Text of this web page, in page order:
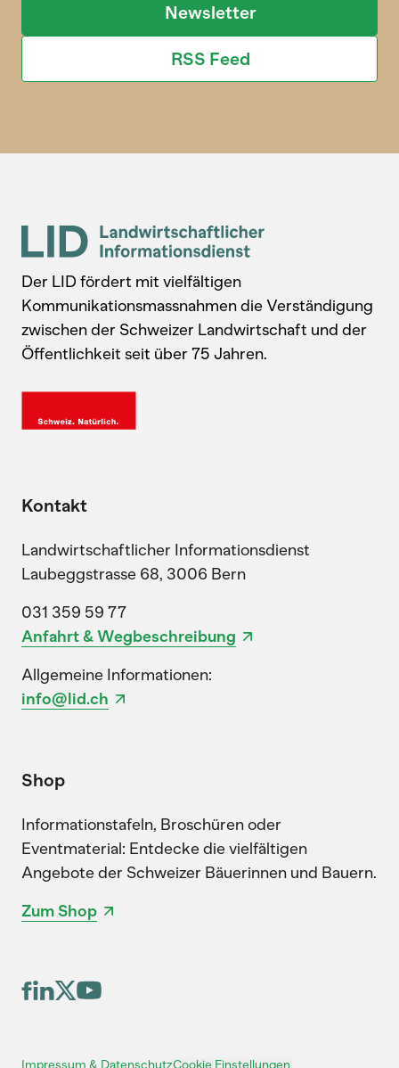
Newsletter
RSS Feed
Der LID fördert mit vielfältigen
Kommunikationsmassnahmen die Verständigung
zwischen der Schweizer Landwirtschaft und der
Öffentlichkeit seit über 75 Jahren.
Kontakt
Landwirtschaftlicher Informationsdienst
Laubeggstrasse 68, 3006 Bern
031 359 59 77
Anfahrt & Wegbeschreibung
Allgemeine Informationen:
info@lid.ch
Shop
Informationstafeln, Broschüren oder
Eventmaterial: Entdecke die vielfältigen
Angebote der Schweizer Bäuerinnen und Bauern.
Zum Shop
Cookie Einstellungen